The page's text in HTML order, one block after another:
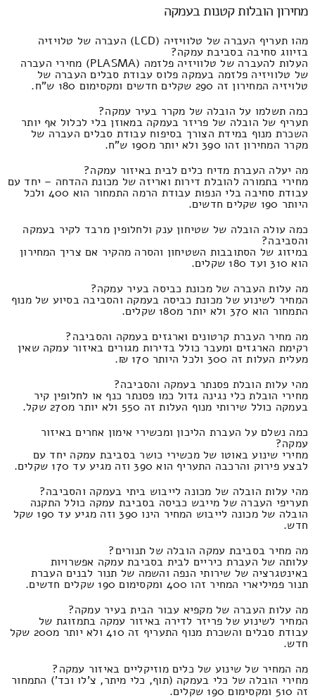
מחירון הובלות קטנות בעמקה
מהו תעריף העברה של טלוויזיה (LCD) העברה של טלויזיה
בזיווג סחיבה בסביבת עמקה?
העלות להעברה של טלוויזיה פלזמה (PLASMA) מחירי העברה
של טלוויזיה פלזמה בעמקה פלוס עבודת סבלים העברה של
טלויזיה המחירון זה 290 שקלים חדשים ומקסימום 180 ש"ח.
כמה תשלמו על הובלה של מקרר בעיר עמקה?
תעריף של הובלה של פריזר בעמקה במאוזן בלי לכלול אף יותר
השכרת מנוף במידת הצורך בסיפוח עבודת סבלים העברה של
מקרר המחירון זהו 390 ולא יותר מ190 ש"ח.
מה יעלה העברת מדיח כלים לבית באיזור עמקה?
מחירי בתמורה להובלת דירות ואריזה של מכונת ההדחה – יחד עם
עבודת סחיבה בלי הנפות עבודת הרמה התמחור הוא 400 ולכל
היותר 190 שקלים חדשים.
כמה עולה הובלה של שטיחון ענק ולחלופין מרבד לקיר בעמקה
והסביבה?
במיזוג של הסתובבות השטיחון והסרה מהקיר אם צריך המחירון
הוא 310 ועד 180 שקלים.
מה עלות העברה של מכונת כביסה בעיר עמקה?
המחיר לשינוע של מכונת כביסה בעמקה והסביבה בסיוע של מנוף
התמחור הוא 370 ולא יותר מ180 שקלים.
מה מחיר העברת קרטונים וארגזים בעמקה והסביבה?
רקימת הארגזים ומעבר כולל בדירות מגורים באיזור עמקה שאין
מעלית העלות זה 300 ולכל היותר 170 ₪.
מהי עלות הובלת פסנתר בעמקה והסביבה?
מחירי הובלת כלי נגינה גדול כמו פסנתר כנף או לחלופין קיר
בעמקה כולל שירותי מנוף העלות זה 550 ולא יותר מ270 שקל.
כמה נשלם על העברת הליכון ומכשירי אימון אחרים באיזור
עמקה?
מחירי שינוע באוטו של מכשירי כושר בסביבת עמקה יחד עם
לבצע פירוק והרכבה התעריף הוא 390 וזה מגיע עד 170 שקלים.
מהי עלות הובלה של מכונה לייבוש ביתי בעמקה והסביבה?
תעריפי העברה של מייבש כביסה בסביבת עמקה כולל התקנה
הובלה של מכונה לייבוש המחיר הינו 390 וזה מגיע עד 190 שקל
חדש.
מה מחיר בסביבת עמקה הובלה של תנורים?
עלותה של העברת כיריים לבית בסביבת עמקה אפשרויות
באינטגרציה של שירותי הנפה והשמה של תנור לבנים העברת
תנור פמיליארי המחיר זהו 400 ומקסימום 190 שקלים חדשים.
מה עלות העברה של מקפיא עבור הבית בעיר עמקה?
המחיר לשינוע של פריזר לדירה באיזור עמקה בתמזוגת של
עבודת סבלים והשכרת מנוף התעריף זה 410 ולא יותר מ200 שקל
חדש.
מה המחיר של שינוע של כלים מוזיקליים באיזור עמקה?
מחירי הובלה של כלי בעמקה (תוף, כלי מיתר, צ'לו וכד') התמחור
זה 510 ומקסימום 190 שקלים.